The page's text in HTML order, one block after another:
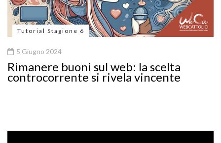
Tutorial Stagione 6
5 Giugno 2024
Rimanere buoni sul web: la scelta
controcorrente si rivela vincente